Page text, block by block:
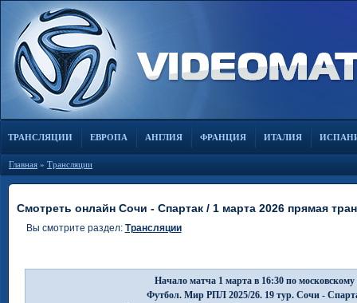
ТРАНСЛЯЦИИ ЕВРОПА АНГЛИЯ ФРАНЦИЯ ИТАЛИЯ
Главная » Трансляции
Смотреть онлайн Сочи - Спартак / 1 марта 2026 прямая
Вы смотрите раздел: Трансляции
Начало матча 1 марта в 16:30 по московскому
Футбол. Мир РПЛ 2025/26. 19 тур. Сочи -